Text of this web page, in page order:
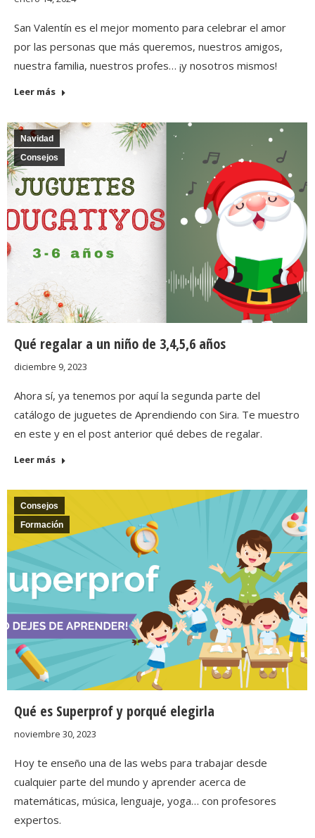
San Valentín es el mejor momento para celebrar el amor
por las personas que más queremos, nuestros amigos,
nuestra familia, nuestros profes… ¡y nosotros mismos!
Leer más
Navidad
Consejos
Qué regalar a un niño de 3,4,5,6 años
diciembre 9, 2023
Ahora sí, ya tenemos por aquí la segunda parte del
catálogo de juguetes de Aprendiendo con Sira. Te muestro
en este y en el post anterior qué debes de regalar.
Leer más
Consejos
Formación
Qué es Superprof y porqué elegirla
noviembre 30, 2023
Hoy te enseño una de las webs para trabajar desde
cualquier parte del mundo y aprender acerca de
matemáticas, música, lenguaje, yoga… con profesores
expertos.